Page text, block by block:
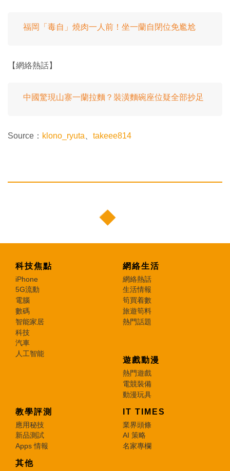
福岡「毒自」燒肉一人前！坐一蘭自閉位免尷尬
【網絡熱話】
中國驚現山寨一蘭拉麵？裝潢麵碗座位疑全部抄足
Source： klono_ryuta takeee814
科技焦點
iPhone
5G流動
電腦
數碼
智能家居
科技
汽車
人工智能
網絡生活
網絡熱話
生活情報
筍買着數
旅遊筍料
熱門話題
遊戲動漫
熱門遊戲
電競裝備
動漫玩具
教學評測
應用秘技
新品測試
Apps 情報
IT TIMES
業界頭條
AI 策略
名家專欄
其他